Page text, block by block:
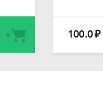
100.0₽